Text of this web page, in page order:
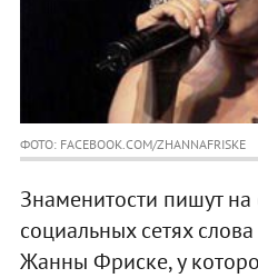
ФОТО: FACEBOOK.COM/ZHANNAFRISKE
Знаменитости пишут на
социальных сетях
Жанны Фриске, у